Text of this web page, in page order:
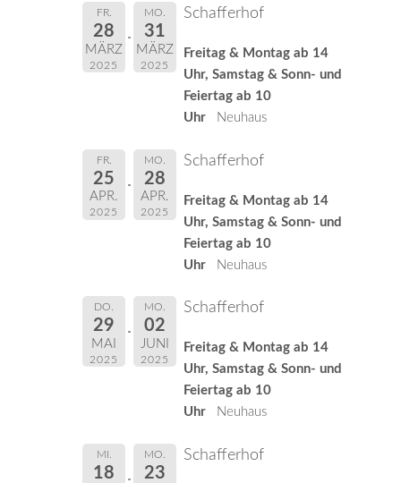
FR.
28
MÄRZ
2025
MO.
31
MÄRZ
2025
Schafferhof
Freitag & Montag ab 14
Uhr, Samstag & Sonn- und
Feiertag ab 10
Uhr
Neuhaus
FR.
25
APR.
2025
MO.
28
APR.
2025
Schafferhof
Freitag & Montag ab 14
Uhr, Samstag & Sonn- und
Feiertag ab 10
Uhr
Neuhaus
DO.
29
MAI
2025
MO.
02
JUNI
2025
Schafferhof
Freitag & Montag ab 14
Uhr, Samstag & Sonn- und
Feiertag ab 10
Uhr
Neuhaus
MI.
18
MO.
23
Schafferhof